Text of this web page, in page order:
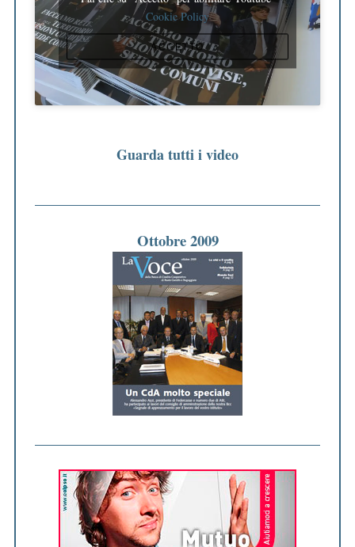
Cookie Policy
ACCETTO
Guarda tutti i video
Ottobre 2009